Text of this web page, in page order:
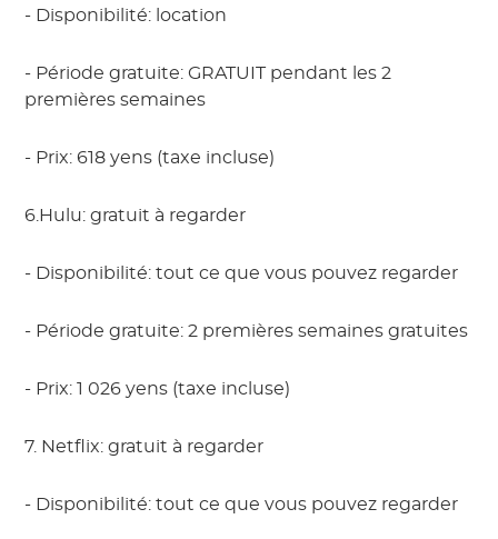
- Disponibilité: location
- Période gratuite: GRATUIT pendant les 2
premières semaines
- Prix: 618 yens (taxe incluse)
6.Hulu: gratuit à regarder
- Disponibilité: tout ce que vous pouvez regarder
- Période gratuite: 2 premières semaines gratuites
- Prix: 1 026 yens (taxe incluse)
7. Netflix: gratuit à regarder
- Disponibilité: tout ce que vous pouvez regarder